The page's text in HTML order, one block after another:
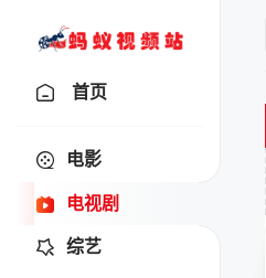
首页
电影
电视剧
综艺